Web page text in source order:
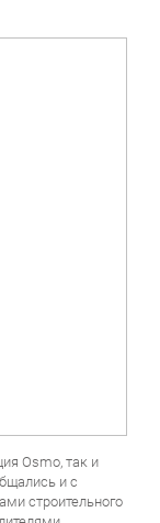
Osmo, так и
и с
строительного